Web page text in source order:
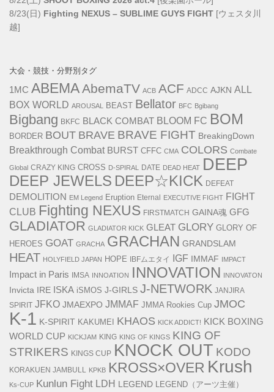
8/23(日) Fighting NEXUS – SUBLIME GUYS FIGHT [ウェスタ川
越]
大会・競技・分野別タグ
1MC ABEMA AbemaTV ACB ACF ADCC AJKN ALL
BOX WORLD AROUSAL BEAST Bellator BFC Bgibang
Bigbang BKFC BLACK COMBAT BLOOM FC BOM
BORDER BOUT BRAVE BRAVE FIGHT BreakingDown
Breakthrough Combat BURST CFFC CMA COLORS Combate
Global CRAZY KING CROSS D-SPIRAL DATE DEAD HEAT DEEP
DEEP JEWELS DEEP☆KICK DEFEAT
DEMOLITION EM Legend Eruption Eternal EXECUTIVE FIGHT FIGHT
CLUB Fighting NEXUS FIRSTMATCH GAINA魂 GFG
GLADIATOR GLADIATOR KICK GLEAT GLORY GLORY OF
HEROES GOAT GRACHA GRACHAN GRANDSLAM
HEAT HOLYFIELD JAPAN HOPE IBFムエタイ IGF IMMAF IMPACT
Impact in Paris IMSA INNOATION INNOVATION INNOVATON
Invicta IRE ISKA iSMOS J-GIRLS J-NETWORK JANJIRA
SPIRIT JFKO JMAEXPO JMMAF JMMA Rookies Cup JMOC
K-1 K-SPIRIT KAKUMEI KHAOS KICK ADDICT! KICK BOXING
WORLD CUP KICKJAM KING KING OF KINGS KING OF
STRIKERS KINGS CUP KNOCK OUT KODO
KORAKUEN JAMBULL KPKB KROSS×OVER Krush
Ks-CUP Kunlun Fight LDH LEGEND LEGEND（アーツ主催）